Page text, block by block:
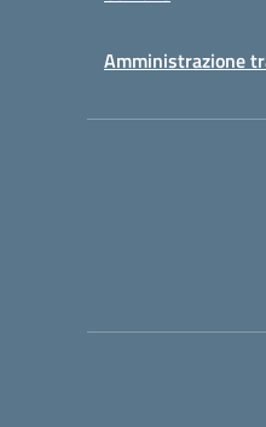
Amministrazione